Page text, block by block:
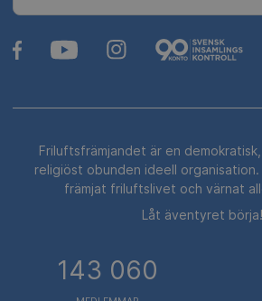
Friluftsfrämjandet är en
religiöst obunden ideell organisation.
främjat friluftslivet och värnat
Låt äventyret börja!
143 060